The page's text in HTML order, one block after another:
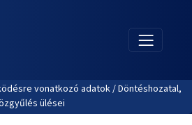
vonatkozó adatok / Döntéshozatal,
ülései